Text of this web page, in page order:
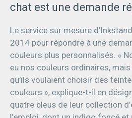
chat est une demande
Le service sur mesure
2014 pour répondre à une
couleurs plus personnalisés. «
eu nos couleurs ordinaires,
qu’ils voulaient choisir des
couleurs », explique-t-il en
quatre bleus de leur collection